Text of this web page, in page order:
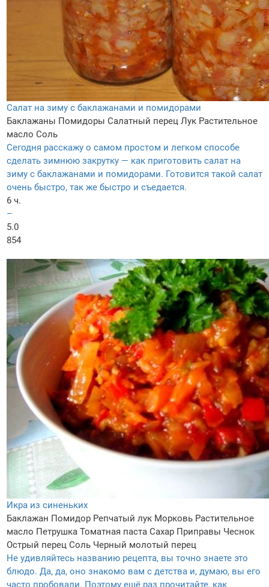
Салат на зиму с баклажанами и помидорами
Баклажаны Помидоры Салатный перец Лук Растительное
масло Соль
Сегодня расскажу о самом простом и легком способе
сделать зимнюю закрутку — как приготовить салат на
зиму с баклажанами и помидорами. Готовится такой салат
очень быстро, так же быстро и съедается.
6 ч.
–
5.0
854
Икра из синеньких
Баклажан Помидор Репчатый лук Морковь Растительное
масло Петрушка Томатная паста Сахар Приправы Чеснок
Острый перец Соль Черный молотый перец
Не удивляйтесь названию рецепта, вы точно знаете это
блюдо. Да, да, оно знакомо вам с детства и, думаю, вы его
часто пробовали. Поэтому ещё раз прочитайте, как